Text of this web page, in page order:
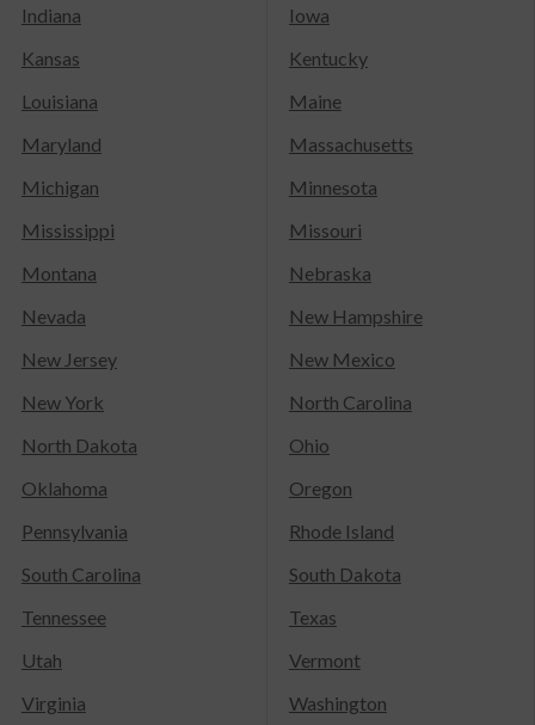
Indiana
Iowa
Kansas
Kentucky
Louisiana
Maine
Maryland
Massachusetts
Michigan
Minnesota
Mississippi
Missouri
Montana
Nebraska
Nevada
New Hampshire
New Jersey
New Mexico
New York
North Carolina
North Dakota
Ohio
Oklahoma
Oregon
Pennsylvania
Rhode Island
South Carolina
South Dakota
Tennessee
Texas
Utah
Vermont
Virginia
Washington